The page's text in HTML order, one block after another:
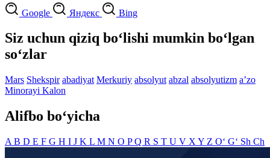
Google Яндекс Bing
Siz uchun qiziq bo‘lishi mumkin bo‘lgan
so‘zlar
Mars Shekspir abadiyat Merkuriy absolyut abzal absolyutizm aʼzo
Minorayi Kalon
Alifbo bo‘yicha
A B D E F G H I J K L M N O PQ R S T U V X Y Z O‘ G‘ Sh Ch